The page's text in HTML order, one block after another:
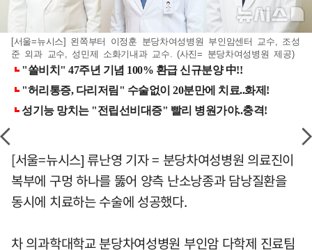
[서울=뉴시스] 왼쪽부터 이정훈 분당차여성병원 부인암센터 교수, 조성
준 외과 교수, 성민제 소화기내과 교수. (사진= 분당차여성병원 제공)
[서울=뉴시스] 류난영 기자 = 분당차여성병원 의료진이
복부에 구멍 하나를 뚫어 양측 난소낭종과 담낭질환을
동시에 치료하는 수술에 성공했다.
차 의과학대학교 분당차여성병원 부인암 다학제 진료팀